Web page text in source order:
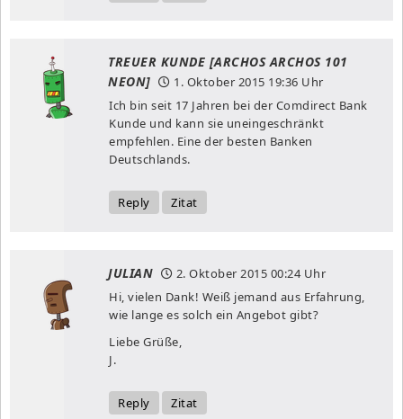
TREUER KUNDE [ARCHOS ARCHOS 101
NEON]
1. Oktober 2015 19:36 Uhr
Ich bin seit 17 Jahren bei der Comdirect Bank
Kunde und kann sie uneingeschränkt
empfehlen. Eine der besten Banken
Deutschlands.
Reply Zitat
JULIAN 2. Oktober 2015 00:24 Uhr
Hi, vielen Dank! Weiß jemand aus Erfahrung,
wie lange es solch ein Angebot gibt?
Liebe Grüße,
J.
Reply Zitat